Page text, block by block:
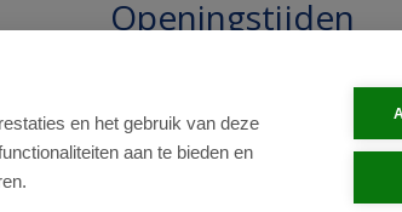
Openingstijden
en het gebruik van deze
aan te bieden en